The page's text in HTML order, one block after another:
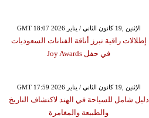
GMT 18:07 2026 الإثنين ,19 كانون الثاني / يناير
إطلالات راقية تبرز أناقة الفنانات السعوديات
في حفل Joy Awards
GMT 17:59 2026 الإثنين ,19 كانون الثاني / يناير
دليل شامل للسياحة في الهند لاكتشاف التاريخ
والطبيعة والمغامرة